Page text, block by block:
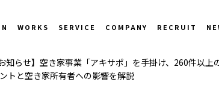
WORKS SERVICE COMPANY RECRUIT
お知らせ】空き家事業「アキサポ」を手掛け、260件以
トと空き家所有者への影響を解説